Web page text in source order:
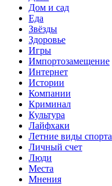
Дом и сад
Еда
Звёзды
Здоровье
Игры
Импортозамещение
Интернет
Истории
Компании
Криминал
Культура
Лайфхаки
Летние виды спорта
Личный счет
Люди
Места
Мнения